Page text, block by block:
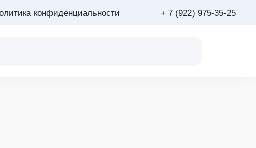
конфиденциальности + 7 (922) 975-35-25